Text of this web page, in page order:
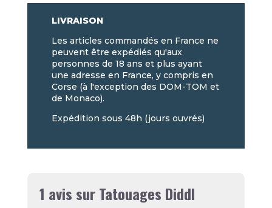
LIVRAISON
Les articles commandés en France ne
peuvent être expédiés qu'aux
personnes de 18 ans et plus ayant
une adresse en France, y compris en
Corse (à l'exception des DOM-TOM et
de Monaco).
Expédition sous 48h (jours ouvrés)
1 avis surTatouages Diddl